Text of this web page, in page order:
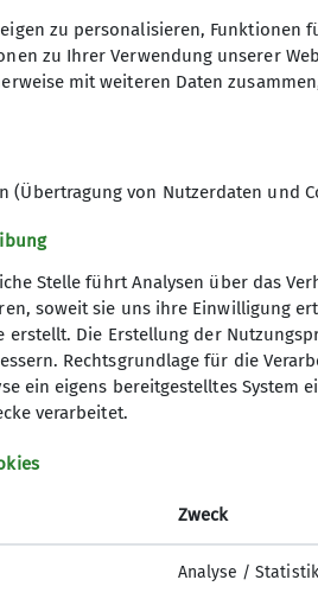
12
Brett
sexualisierter Gewalt
zu personalisieren,
zu Ihrer Verwendung unserer
mit weiteren Daten
(Übertragung von Nutzerdaten und
Stelle führt Analysen über das
soweit sie uns ihre Einwilligung
erstellt. Die Erstellung der
Rechtsgrundlage für die
ein eigens bereitgestelltes
verarbeitet.
Zweck
Analyse /